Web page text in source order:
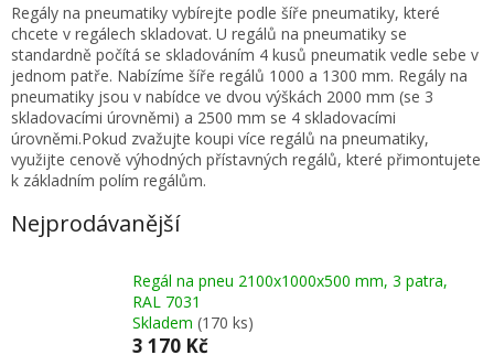
Regály na pneumatiky vybírejte podle šíře pneumatiky, které
chcete v regálech skladovat. U regálů na pneumatiky se
standardně počítá se skladováním 4 kusů pneumatik vedle sebe v
jednom patře. Nabízíme šíře regálů 1000 a 1300 mm. Regály na
pneumatiky jsou v nabídce ve dvou výškách 2000 mm (se 3
skladovacími úrovněmi) a 2500 mm se 4 skladovacími
úrovněmi.Pokud zvažujte koupi více regálů na pneumatiky,
využijte cenově výhodných přístavných regálů, které přimontujete
k základním polím regálům.
Nejprodávanější
Regál na pneu 2100x1000x500 mm, 3 patra,
RAL 7031
Skladem (170 ks)
3 170 Kč